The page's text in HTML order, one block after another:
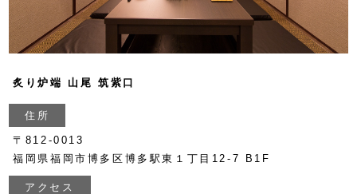
炙り炉端 山尾 筑紫口
住所
〒812-0013
福岡県福岡市博多区博多駅東１丁目12-7 B1F
アクセス